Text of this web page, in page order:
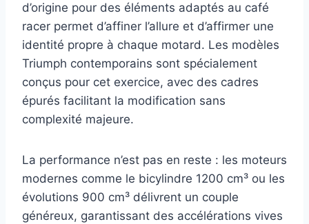
d’origine pour des éléments adaptés au café
racer permet d’affiner l’allure et d’affirmer une
identité propre à chaque motard. Les modèles
Triumph contemporains sont spécialement
conçus pour cet exercice, avec des cadres
épurés facilitant la modification sans
complexité majeure.
La performance n’est pas en reste : les moteurs
modernes comme le bicylindre 1200 cm³ ou les
évolutions 900 cm³ délivrent un couple
généreux, garantissant des accélérations vives